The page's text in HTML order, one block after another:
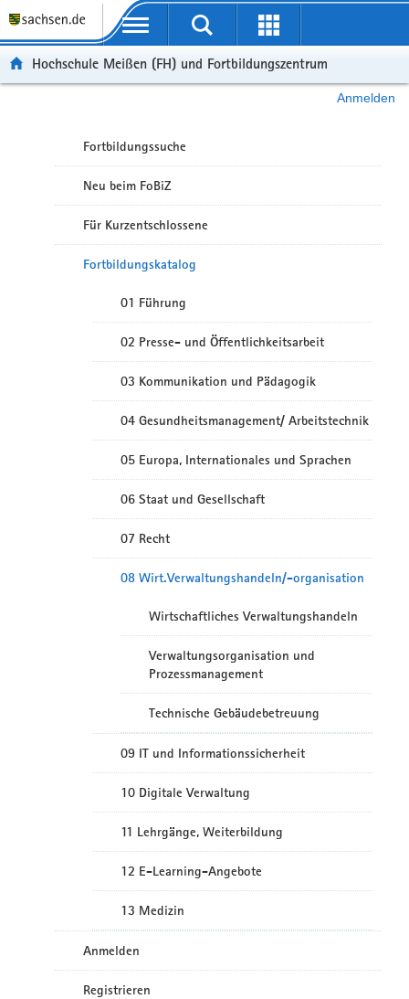
Portalübergreifende Navigation
Hochschule Meißen (FH) und Fortbildungszentrum
Anmelden
Fortbildungssuche
Neu beim FoBiZ
Für Kurzentschlossene
Fortbildungskatalog
01 Führung
02 Presse- und Öffentlichkeitsarbeit
03 Kommunikation und Pädagogik
04 Gesundheitsmanagement/ Arbeitstechnik
05 Europa, Internationales und Sprachen
06 Staat und Gesellschaft
07 Recht
08 Wirt.Verwaltungshandeln/-organisation
Wirtschaftliches Verwaltungshandeln
Verwaltungsorganisation und
Prozessmanagement
Technische Gebäudebetreuung
09 IT und Informationssicherheit
10 Digitale Verwaltung
11 Lehrgänge, Weiterbildung
12 E-Learning-Angebote
13 Medizin
Anmelden
Registrieren